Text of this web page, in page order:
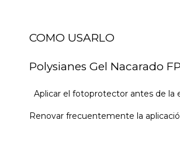
COMO USARLO
Polysianes Gel Nacarado
Aplicar el fotoprotector antes de la
Renovar frecuentemente la